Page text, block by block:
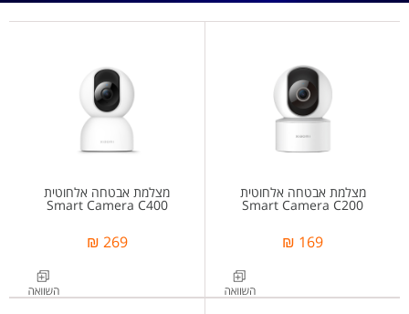
מצלמת אבטחה אלחוטית
Smart Camera C200
169 ₪
מצלמת אבטחה אלחוטית
Smart Camera C400
269 ₪